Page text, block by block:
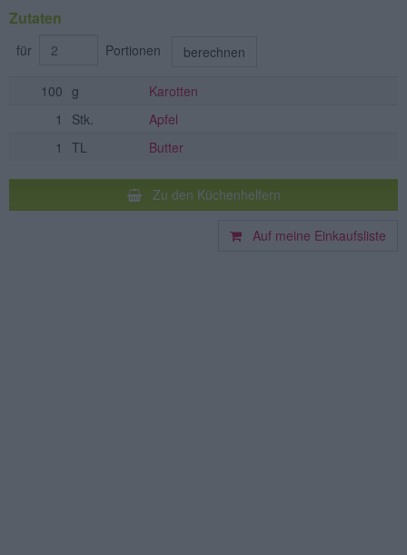
Zutaten
für Portionen berechnen
100 g
Karotten
1
Stk.
Apfel
1
TL Butter
Zu den Küchenhelfern
Auf meine Einkaufsliste